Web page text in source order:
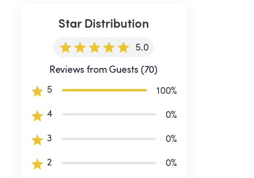
Star Distribution
5.0
Reviews from Guests (70)
5
100%
4
0%
3
0%
2
0%